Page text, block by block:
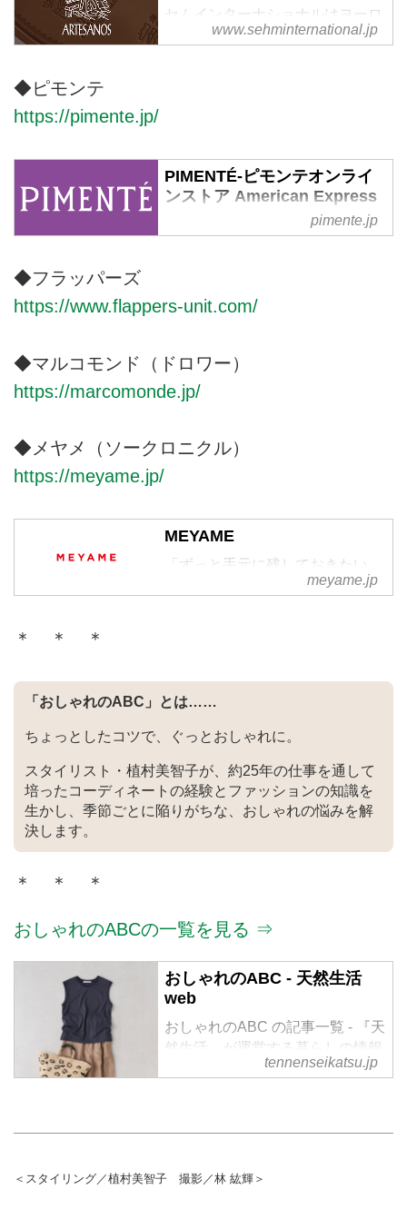
セムインターナショナルはヨーロ
ッパ、アメリカの服飾及び服雑貨
www.sehminternational.jp
◆ピモンテ
https://pimente.jp/
PIMENTÉ-ピモンテオンライ
ンストア American Express
Apple Pay Google Pay JCB
Mastercard Shop Pay Visa
「スパイスを効かせる」を意味す
りを添えるアイテムを多数ご用
意。新規会員登録で1000ポイン
pimente.jp
◆フラッパーズ
https://www.flappers-unit.com/
◆マルコモンド（ドロワー）
https://marcomonde.jp/
◆メヤメ（ソークロニクル）
https://meyame.jp/
MEYAME
「ずっと手元に残しておきたい
服」をコンセプトに、2018年秋
meyame.jp
＊ ＊ ＊
「おしゃれのABC」とは……
ちょっとしたコツで、ぐっとおしゃれに。
スタイリスト・植村美智子が、約25年の仕事を通して
培ったコーディネートの経験とファッションの知識を
生かし、季節ごとに陥りがちな、おしゃれの悩みを解
決します。
＊ ＊ ＊
おしゃれのABCの一覧を見る ⇒
おしゃれのABC - 天然生活
web
おしゃれのABC の記事一覧 - 『天
然生活』が運営する暮らしの情報
サイト。食やファッション、暮ら
tennenseikatsu.jp
＜スタイリング／植村美智子 撮影／林 紘輝＞